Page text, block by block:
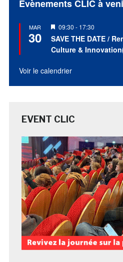
Évènements CLIC à
MAR
30
Mis
en
avant
09:30 - 17:30
SAVE THE DATE /
Culture &
Voir le calendrier
EVENT CLIC